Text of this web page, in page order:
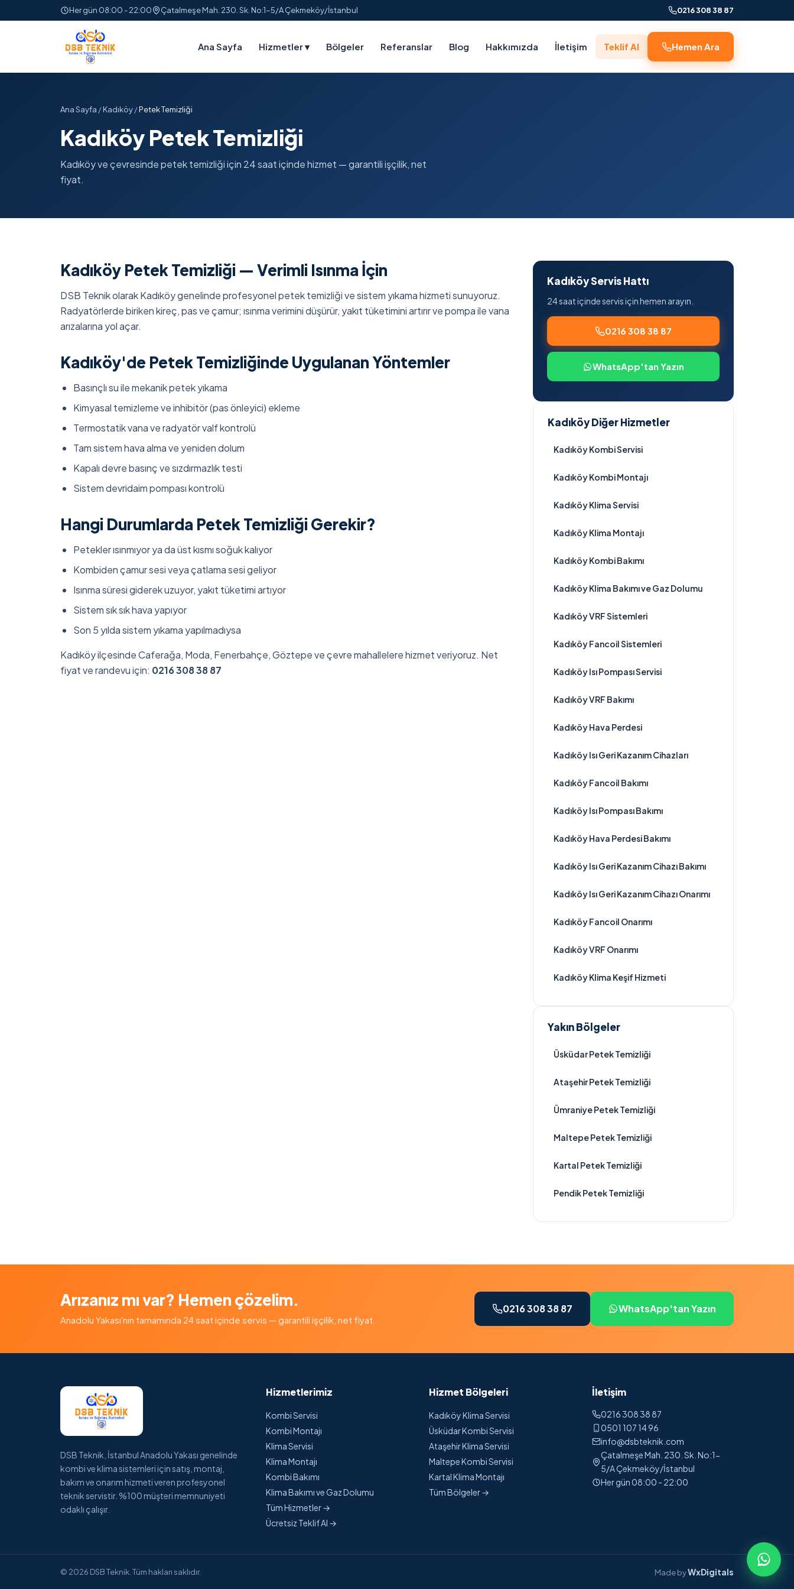
Her gün 08:00 - 22:00 Çatalmeşe Mah. 230. Sk. No:1-5/A Çekmeköy/İstanbul 0216 308 38 87
Ana Sayfa Hizmetler▾ Bölgeler Referanslar Blog Hakkımızda İletişim Teklif Al Hemen Ara
Ana Sayfa /Kadıköy/Petek Temizliği
Kadıköy Petek Temizliği
Kadıköy ve çevresinde petek temizliği için 24 saat içinde hizmet — garantili işçilik, net
fiyat.
Kadıköy Petek Temizliği — Verimli Isınma İçin
DSB Teknik olarak Kadıköy genelinde profesyonel petek temizliği ve sistem yıkama hizmeti sunuyoruz.
Radyatörlerde biriken kireç, pas ve çamur; ısınma verimini düşürür, yakıt tüketimini artırır ve pompa ile vana
arızalarına yol açar.
Kadıköy'de Petek Temizliğinde Uygulanan Yöntemler
Basınçlı su ile mekanik petek yıkama
Kimyasal temizleme ve inhibitör (pas önleyici) ekleme
Termostatik vana ve radyatör valf kontrolü
Tam sistem hava alma ve yeniden dolum
Kapalı devre basınç ve sızdırmazlık testi
Sistem devridaim pompası kontrolü
Hangi Durumlarda Petek Temizliği Gerekir?
Petekler ısınmıyor ya da üst kısmı soğuk kalıyor
Kombiden çamur sesi veya çatlama sesi geliyor
Isınma süresi giderek uzuyor, yakıt tüketimi artıyor
Sistem sık sık hava yapıyor
Son 5 yılda sistem yıkama yapılmadıysa
Kadıköy ilçesinde Caferağa, Moda, Fenerbahçe, Göztepe ve çevre mahallelere hizmet veriyoruz. Net
fiyat ve randevu için: 0216 308 38 87
Kadıköy Servis Hattı
24 saat içinde servis için hemen arayın.
0216 308 38 87
WhatsApp'tan Yazın
Kadıköy Diğer Hizmetler
Kadıköy Kombi Servisi
Kadıköy Kombi Montajı
Kadıköy Klima Servisi
Kadıköy Klima Montajı
Kadıköy Kombi Bakımı
Kadıköy Klima Bakımı ve Gaz Dolumu
Kadıköy VRF Sistemleri
Kadıköy Fancoil Sistemleri
Kadıköy Isı Pompası Servisi
Kadıköy VRF Bakımı
Kadıköy Hava Perdesi
Kadıköy Isı Geri Kazanım Cihazları
Kadıköy Fancoil Bakımı
Kadıköy Isı Pompası Bakımı
Kadıköy Hava Perdesi Bakımı
Kadıköy Isı Geri Kazanım Cihazı Bakımı
Kadıköy Isı Geri Kazanım Cihazı Onarımı
Kadıköy Fancoil Onarımı
Kadıköy VRF Onarımı
Kadıköy Klima Keşif Hizmeti
Yakın Bölgeler
Üsküdar Petek Temizliği
Ataşehir Petek Temizliği
Ümraniye Petek Temizliği
Maltepe Petek Temizliği
Kartal Petek Temizliği
Pendik Petek Temizliği
Arızanız mı var? Hemen çözelim.
Anadolu Yakası'nın tamamında 24 saat içinde servis — garantili işçilik, net fiyat.
0216 308 38 87 WhatsApp'tan Yazın
DSB Teknik, İstanbul Anadolu Yakası genelinde
kombi ve klima sistemleri için satış, montaj,
bakım ve onarım hizmeti veren profesyonel
teknik servistir. %100 müşteri memnuniyeti
odaklı çalışır.
Hizmetlerimiz
Kombi Servisi
Kombi Montajı
Klima Servisi
Klima Montajı
Kombi Bakımı
Klima Bakımı ve Gaz Dolumu
Tüm Hizmetler →
Ücretsiz Teklif Al →
Hizmet Bölgeleri
Kadıköy Klima Servisi
Üsküdar Kombi Servisi
Ataşehir Klima Servisi
Maltepe Kombi Servisi
Kartal Klima Montajı
Tüm Bölgeler →
İletişim
0216 308 38 87
0501 107 14 96
info@dsbteknik.com
Çatalmeşe Mah. 230. Sk. No:1-
5/A Çekmeköy/İstanbul
Her gün 08:00 - 22:00
© 2026 DSB Teknik. Tüm hakları saklıdır. Made byWxDigitals